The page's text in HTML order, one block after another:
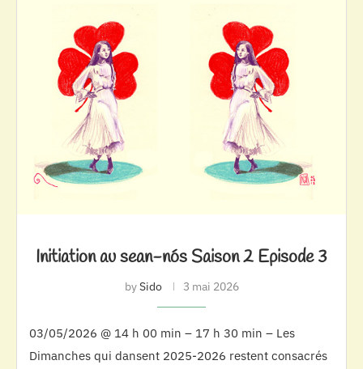
Initiation au sean-nós Saison 2 Episode 3
bySido 3 mai 2026
03/05/2026 @ 14 h 00 min – 17 h 30 min – Les
Dimanches qui dansent 2025-2026 restent consacrés